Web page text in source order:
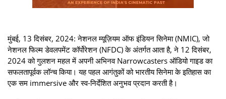
मुंबई, 13 दिसंबर, 2024: नेशनल म्यूज़ियम ऑफ इंडियन सिनेमा (NMIC), जो
नेशनल फिल्म डेवलपमेंट कॉर्पोरेशन (NFDC) के अंतर्गत आता है, ने 12 दिसंबर,
2024 को गुलशन महल में अपनी अभिनव Narrowcasters ऑडियो गाइड का
सफलतापूर्वक लॉन्च किया। यह पहल आगंतुकों को भारतीय सिनेमा के इतिहास का
एक सम immersive और स्व-निर्देशित अनुभव प्रदान करती है।